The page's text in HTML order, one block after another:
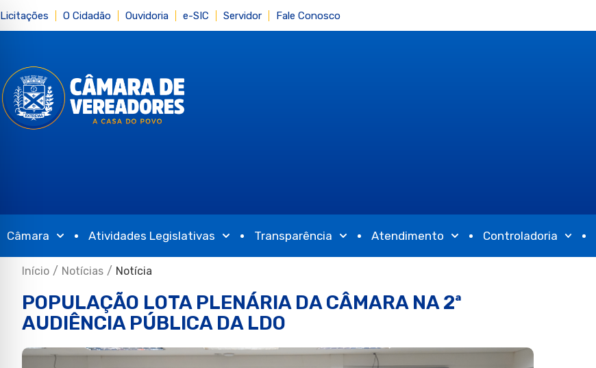
Licitações O Cidadão Ouvidoria e-SIC Servidor Fale Conosco
Câmara Atividades Legislativas Transparência Atendimento Controladoria
Início / Notícias / Notícia
POPULAÇÃO LOTA PLENÁRIA DA CÂMARA NA 2ª
AUDIÊNCIA PÚBLICA DA LDO